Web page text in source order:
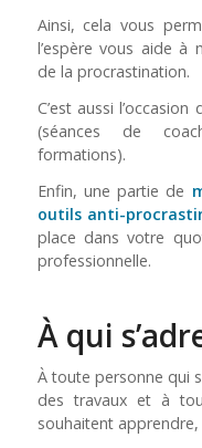
Ainsi, cela vous
l’espère vous aide à
de la procrastination.
C’est aussi
(séances de
formations).
Enfin, une partie de
outils anti-
place dans votre
professionnelle.
À qui
À toute personne qui
des travaux et à
souhaitent